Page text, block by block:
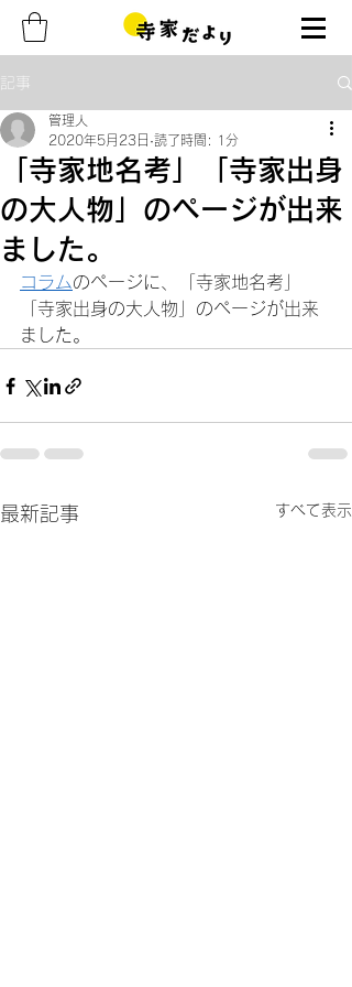
記事
「寺家地名考」「寺家出身
の大人物」のページが出来
ました。
管理人
2020年5月23日 読了時間: 1分
コラムのページに、「寺家地名考」
「寺家出身の大人物」のページが出来
ました。
最新記事 すべて表示